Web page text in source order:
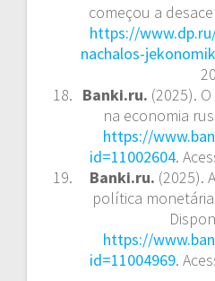
começou a
https://
nachalos-
Banki.ru. (2025).
na economia
https://
id=11002604.
Banki.ru. (2025).
política
https://
id=11004969.